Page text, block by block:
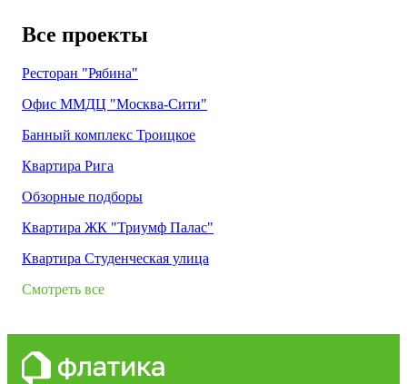
Все проекты
Ресторан "Рябина"
Офис ММДЦ "Москва-Сити"
Банный комплекс Троицкое
Квартира Рига
Обзорные подборы
Квартира ЖК "Триумф Палас"
Квартира Студенческая улица
Смотреть все